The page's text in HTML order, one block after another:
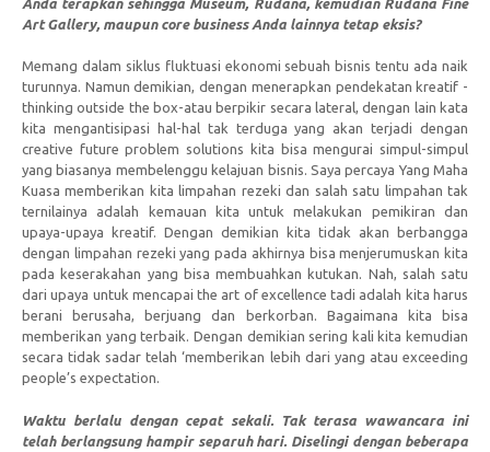
Art Gallery, maupun core business Anda lainnya tetap eksis?
Memang dalam siklus fluktuasi ekonomi sebuah bisnis tentu ada naik
turunnya. Namun demikian, dengan menerapkan pendekatan kreatif -
thinking outside the box-atau berpikir secara lateral, dengan lain kata
kita mengantisipasi hal-hal tak terduga yang akan terjadi dengan
creative future problem solutions kita bisa mengurai simpul-simpul
yang biasanya membelenggu kelajuan bisnis. Saya percaya Yang Maha
Kuasa memberikan kita limpahan rezeki dan salah satu limpahan tak
ternilainya adalah kemauan kita untuk melakukan pemikiran dan
upaya-upaya kreatif. Dengan demikian kita tidak akan berbangga
dengan limpahan rezeki yang pada akhirnya bisa menjerumuskan kita
pada keserakahan yang bisa membuahkan kutukan. Nah, salah satu
dari upaya untuk mencapai the art of excellence tadi adalah kita harus
berani berusaha, berjuang dan berkorban. Bagaimana kita bisa
memberikan yang terbaik. Dengan demikian sering kali kita kemudian
secara tidak sadar telah ‘memberikan lebih dari yang atau exceeding
people’s expectation.
Waktu berlalu dengan cepat sekali. Tak terasa wawancara ini
telah berlangsung hampir separuh hari. Diselingi dengan beberapa